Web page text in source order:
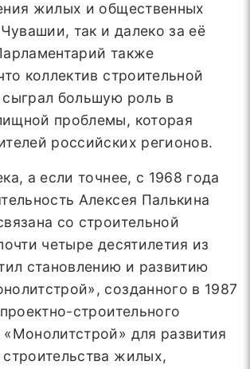
жилых и общественных
так и далеко за её
также
коллектив строительной
большую роль в
проблемы, которая
российских регионов.
а если точнее, с 1968 года
Алексея Палькина
со строительной
четыре десятилетия из
становлению и развитию
созданного в 1987
строительного
для развития
жилых,